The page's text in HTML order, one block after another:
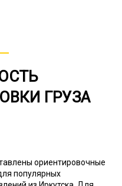
ГРУЗА
ориентировочные
популярных